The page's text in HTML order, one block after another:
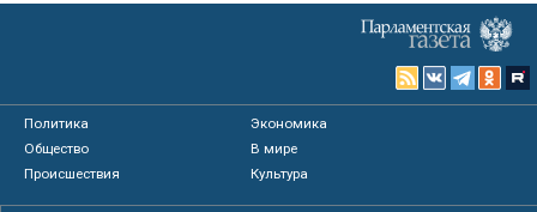
Политика
Экономика
Общество
В мире
Происшествия
Культура